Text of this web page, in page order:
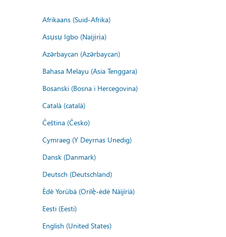
Afrikaans (Suid-Afrika)
Asụsụ Igbo (Naịjịrịa)
Azərbaycan (Azərbaycan)
Bahasa Melayu (Asia Tenggara)
Bosanski (Bosna i Hercegovina)
Català (català)
Čeština (Česko)
Cymraeg (Y Deyrnas Unedig)
Dansk (Danmark)
Deutsch (Deutschland)
Èdè Yorùbá (Orilẹ̀-èdè Nàìjíríà)
Eesti (Eesti)
English (United States)